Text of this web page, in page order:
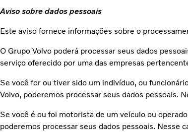
Aviso sobre dados pessoais
Este aviso fornece informações sobre o
O Grupo Volvo poderá processar seus dados
serviço oferecido por uma das empresas
Se você for ou tiver sido um indivíduo, ou
Volvo, poderemos processar seus dados pessoais.
Se você é ou foi motorista de um veículo ou
poderemos processar seus dados pessoais. Nesse